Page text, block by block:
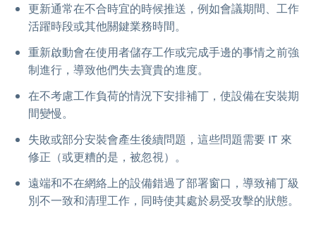
更新通常在不合時宜的時候推送，例如會議期間、工作
活躍時段或其他關鍵業務時間。
重新啟動會在使用者儲存工作或完成手邊的事情之前強
制進行，導致他們失去寶貴的進度。
在不考慮工作負荷的情況下安排補丁，使設備在安裝期
間變慢。
失敗或部分安裝會產生後續問題，這些問題需要 IT 來
修正（或更糟的是，被忽視）。
遠端和不在網絡上的設備錯過了部署窗口，導致補丁級
別不一致和清理工作，同時使其處於易受攻擊的狀態。